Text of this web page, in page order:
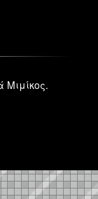
Μιμίκος.